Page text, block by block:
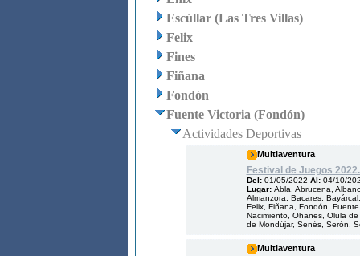
Escúllar (Las Tres Villas)
Felix
Fines
Fiñana
Fondón
Fuente Victoria (Fondón)
Actividades Deportivas
Multiaventura
Festival de Juegos
Del: 01/05/2022 Al: 04/10/
Lugar: Abla, Abrucena,
Almanzora, Bacares,
Felix, Fiñana, Fondón,
Nacimiento, Ohanes, Olula
de Mondújar, Senés, Serón,
Multiaventura